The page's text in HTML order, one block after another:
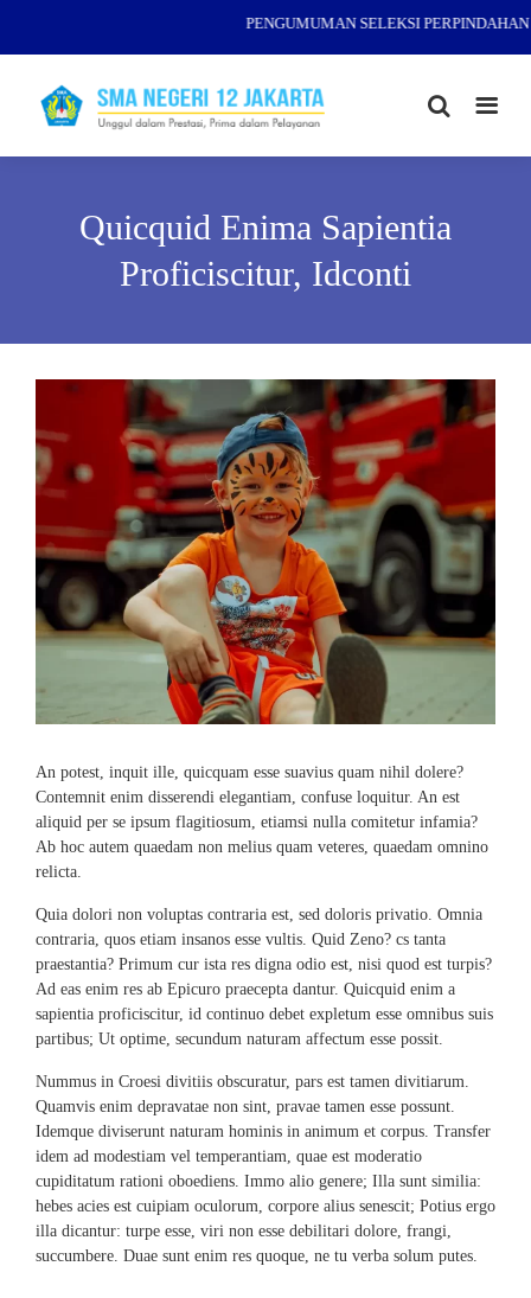
PENGUMUMAN SELEKSI PERPINDAHAN
Quicquid Enima Sapientia
Proficiscitur, Idconti
An potest, inquit ille, quicquam esse suavius quam nihil dolere?
Contemnit enim disserendi elegantiam, confuse loquitur. An est
aliquid per se ipsum flagitiosum, etiamsi nulla comitetur infamia?
Ab hoc autem quaedam non melius quam veteres, quaedam omnino
relicta.
Quia dolori non voluptas contraria est, sed doloris privatio. Omnia
contraria, quos etiam insanos esse vultis. Quid Zeno? cs tanta
praestantia? Primum cur ista res digna odio est, nisi quod est turpis?
Ad eas enim res ab Epicuro praecepta dantur. Quicquid enim a
sapientia proficiscitur, id continuo debet expletum esse omnibus suis
partibus; Ut optime, secundum naturam affectum esse possit.
Nummus in Croesi divitiis obscuratur, pars est tamen divitiarum.
Quamvis enim depravatae non sint, pravae tamen esse possunt.
Idemque diviserunt naturam hominis in animum et corpus. Transfer
idem ad modestiam vel temperantiam, quae est moderatio
cupiditatum rationi oboediens. Immo alio genere; Illa sunt similia:
hebes acies est cuipiam oculorum, corpore alius senescit; Potius ergo
illa dicantur: turpe esse, viri non esse debilitari dolore, frangi,
succumbere. Duae sunt enim res quoque, ne tu verba solum putes.